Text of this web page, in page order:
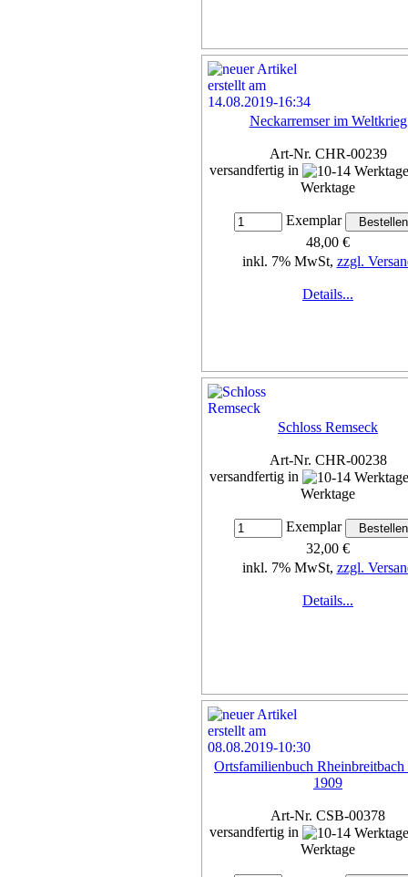
Neckarremser im Weltkrieg
Art-Nr. CHR-00239
versandfertig in
Werktage
Exemplar
48,00 €
inkl. 7% MwSt, zzgl.
Details...
Schloss Remseck
Art-Nr. CHR-00238
versandfertig in
Werktage
Exemplar
32,00 €
inkl. 7% MwSt, zzgl.
Details...
Ortsfamilienbuch Rheinbreitbach
1909
Art-Nr. CSB-00378
versandfertig in
Werktage